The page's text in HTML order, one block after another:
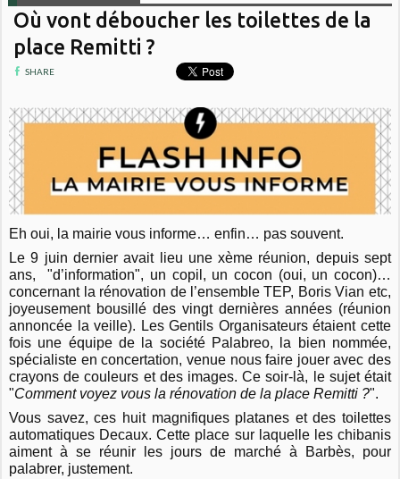
Où vont déboucher les toilettes de la
place Remitti ?
SHARE
Eh oui, la mairie vous informe… enfin… pas souvent.
Le 9 juin dernier avait lieu une xème réunion, depuis sept
ans, "d’information", un copil, un cocon (oui, un cocon)…
concernant la rénovation de l’ensemble TEP, Boris Vian etc,
joyeusement bousillé des vingt dernières années (réunion
annoncée la veille). Les Gentils Organisateurs étaient cette
fois une équipe de la société Palabreo, la bien nommée,
spécialiste en concertation, venue nous faire jouer avec des
crayons de couleurs et des images. Ce soir-là, le sujet était
"Comment voyez vous la rénovation de la place Remitti ?".
Vous savez, ces huit magnifiques platanes et des toilettes
automatiques Decaux. Cette place sur laquelle les chibanis
aiment à se réunir les jours de marché à Barbès, pour
palabrer, justement.